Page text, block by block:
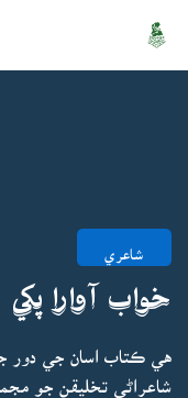
شاعري
خواب آوارا پکي
هي ڪتاب اسان جي دور
شاعراڻي تخليقن جو